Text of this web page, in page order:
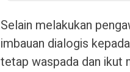
Selain melakukan
imbauan dialogis
tetap waspada dan ikut